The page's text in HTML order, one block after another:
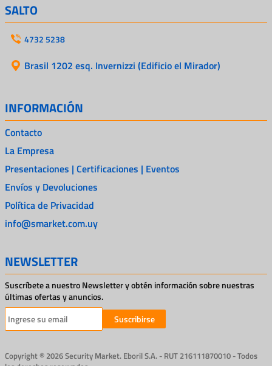
SALTO
4732 5238
Brasil 1202 esq. Invernizzi (Edificio el Mirador)
INFORMACIÓN
Contacto
La Empresa
Presentaciones | Certificaciones | Eventos
Envíos y Devoluciones
Política de Privacidad
info@smarket.com.uy
NEWSLETTER
Suscríbete a nuestro Newsletter y obtén información sobre nuestras
últimas ofertas y anuncios.
Suscribirse
Copyright ® 2026 Security Market. Eboril S.A. - RUT 216111870010 - Todos